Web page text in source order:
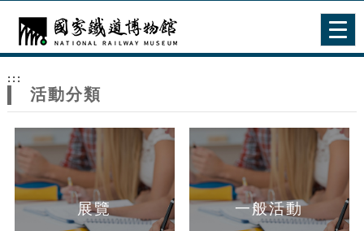
網
站
主
題
:::
活動分類
展覽 一般活動